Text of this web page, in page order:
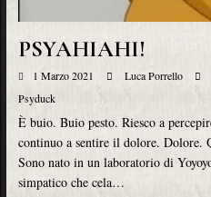
PSYAHIAHI!
1 Marzo 2021 Luca Porrello
Psyduck
È buio. Buio pesto. Riesco a
continuo a sentire il dolore. Dolore.
Sono nato in un laboratorio di
simpatico che cela…